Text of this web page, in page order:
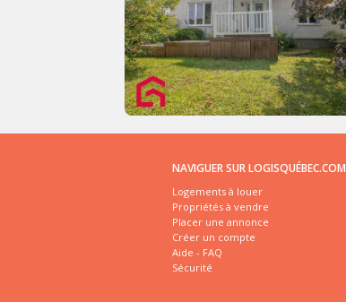
NAVIGUER SUR LOGISQUÉBEC.COM
Logements à louer
Propriétés à vendre
Placer une annonce
Créer un compte
Aide - FAQ
Sécurité